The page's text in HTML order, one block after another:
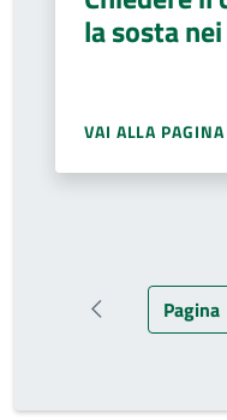
la sosta
VAI ALLA PAGINA
Pagina Pagina